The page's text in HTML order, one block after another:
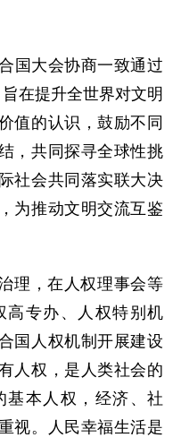
国大会协商一致通过
在提升全世界对文明
值的认识，鼓励不同
，共同探寻全球性挑
社会共同落实联大决
为推动文明交流互鉴
理，在人权理事会等
高专办、人权特别机
国人权机制开展建设
人权，是人类社会的
基本人权，经济、社
视。人民幸福生活是